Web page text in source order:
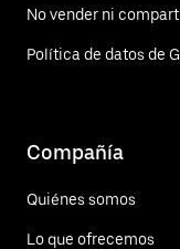
No vender ni
Política de datos de
Compañía
Quiénes somos
Lo que ofrecemos